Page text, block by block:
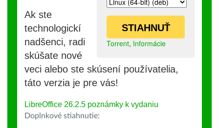
STIAHNUŤ
Torrent, Informácie
Ak ste
technologickí
nadšenci, radi
skúšate nové
veci alebo ste skúsení používatelia,
táto verzia je pre vás!
LibreOffice 26.2.5 poznámky k vydaniu
Doplnkové stiahnutie: